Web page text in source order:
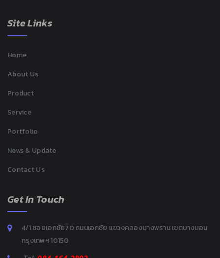
Site Links
Home
About Us
Product
Service
Portfolio
News & Update
Contact Us
Get In Touch
4/1 ซอยเอกชัย70 ถนนเอกชัย แขวงคลองบางพราน เขตบางบอน
กรุงเทพฯ 10150